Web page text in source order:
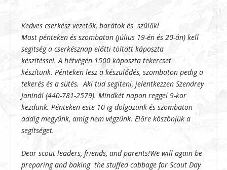
Kedves cserkész vezetők, barátok és szülők!
Most pénteken és szombaton (július 19-én és 20-án) kell
segitség a cserkésznap előtti töltött káposzta
készitéssel. A hétvégén 1500 káposzta tekercset
készítünk. Pénteken lesz a készülődés, szombaton pedig a
tekerés és a sütés. Aki tud segiteni, jelentkezzen Szendrey
Janinál (440-781-2579). Mindkét napon reggel 9-kor
kezdünk. Pénteken este 10-ig dolgozunk és szombaton
addig megyünk, amíg nem végzünk. Előre köszönjük a
segítséget.
Dear scout leaders, friends, and parents!We will again be
preparing and baking the stuffed cabbage for Scout Day